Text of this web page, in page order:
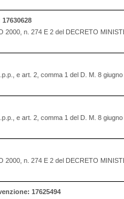
n. 274 E 2 del DECRETO
e art. 2, comma 1 del D. M. 8
e art. 2, comma 1 del D. M. 8
n. 274 E 2 del DECRETO
17625494